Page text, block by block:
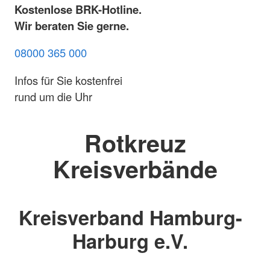
Kostenlose BRK-Hotline.
Wir beraten Sie gerne.
08000 365 000
Infos für Sie kostenfrei
rund um die Uhr
Rotkreuz
Kreisverbände
Kreisverband Hamburg-
Harburg e.V.